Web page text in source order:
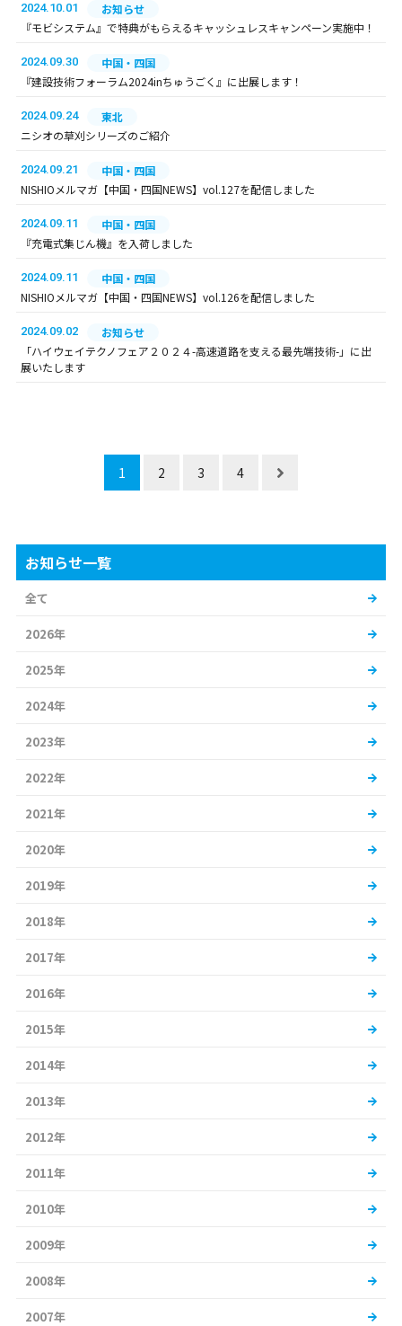
2024.10.01
お知らせ
『モビシステム』で特典がもらえるキャッシュレスキャンペーン実施中！
2024.09.30
中国・四国
『建設技術フォーラム2024inちゅうごく』に出展します！
2024.09.24
東北
ニシオの草刈シリーズのご紹介
2024.09.21
中国・四国
NISHIOメルマガ【中国・四国NEWS】vol.127を配信しました
2024.09.11
中国・四国
『充電式集じん機』を入荷しました
2024.09.11
中国・四国
NISHIOメルマガ【中国・四国NEWS】vol.126を配信しました
2024.09.02
お知らせ
「ハイウェイテクノフェア２０２４-高速道路を支える最先端技術-」に出
展いたします
1 2 3 4
お知らせ一覧
全て
2026年
2025年
2024年
2023年
2022年
2021年
2020年
2019年
2018年
2017年
2016年
2015年
2014年
2013年
2012年
2011年
2010年
2009年
2008年
2007年